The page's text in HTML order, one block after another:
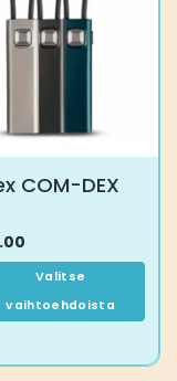
COM-DEX
Valitse
vaihtoehdoista